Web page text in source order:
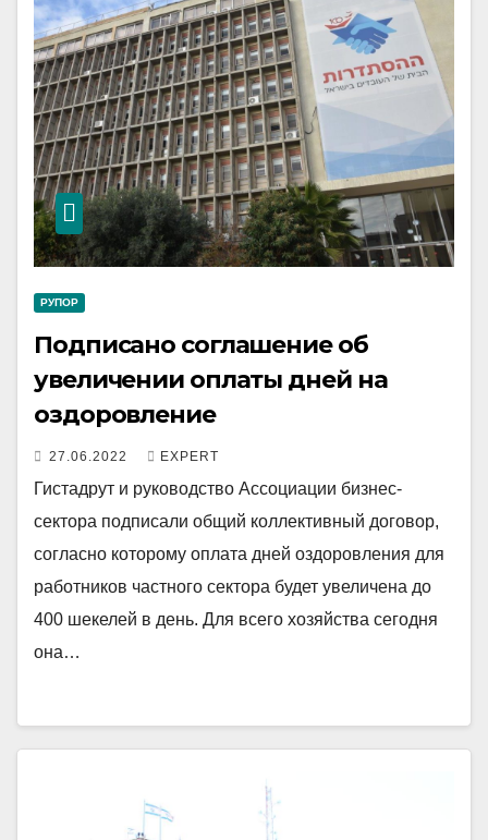
РУПОР
Подписано соглашение об
увеличении оплаты дней на
оздоровление
27.06.2022 EXPERT
Гистадрут и руководство Ассоциации бизнес-
сектора подписали общий коллективный договор,
согласно которому оплата дней оздоровления для
работников частного сектора будет увеличена до
400 шекелей в день. Для всего хозяйства сегодня
она…